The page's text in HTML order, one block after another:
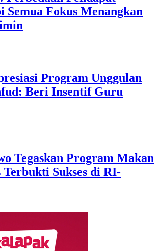
Semua Fokus Menangkan
Program Unggulan
Beri Insentif Guru
Tegaskan Program Makan
Terbukti Sukses di RI-